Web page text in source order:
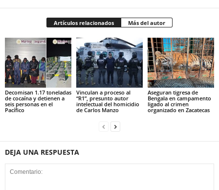
Artículos relacionados Más del autor
Decomisan 1.17 toneladas
de cocaína y detienen a
seis personas en el
Pacífico
Vinculan a proceso al
“R1”, presunto autor
intelectual del homicidio
de Carlos Manzo
Aseguran tigresa de
Bengala en campamento
ligado al crimen
organizado en Zacatecas
DEJA UNA RESPUESTA